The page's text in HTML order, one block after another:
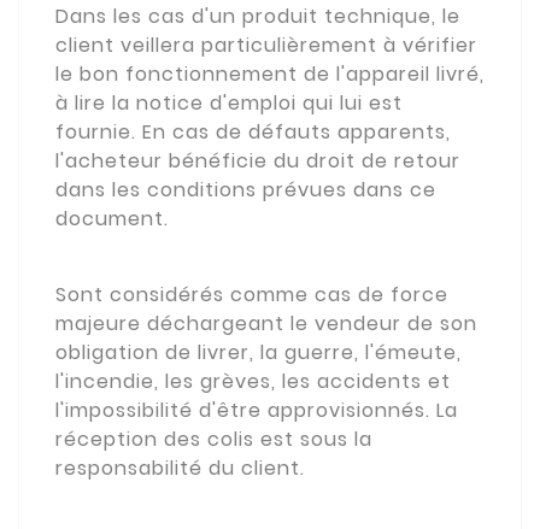
Dans les cas d'un produit technique, le
client veillera particulièrement à vérifier
le bon fonctionnement de l'appareil livré,
à lire la notice d'emploi qui lui est
fournie. En cas de défauts apparents,
l'acheteur bénéficie du droit de retour
dans les conditions prévues dans ce
document.
Sont considérés comme cas de force
majeure déchargeant le vendeur de son
obligation de livrer, la guerre, l'émeute,
l'incendie, les grèves, les accidents et
l'impossibilité d'être approvisionnés. La
réception des colis est sous la
responsabilité du client.